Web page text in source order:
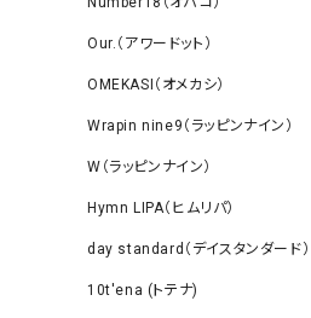
Our.（アワードット）
OMEKASI（オメカシ）
Wrapin nine9（ラッピンナイン）
W（ラッピンナイン）
Hymn LIPA（ヒムリパ）
day standard（デイスタンダード）
10t'ena (トテナ)